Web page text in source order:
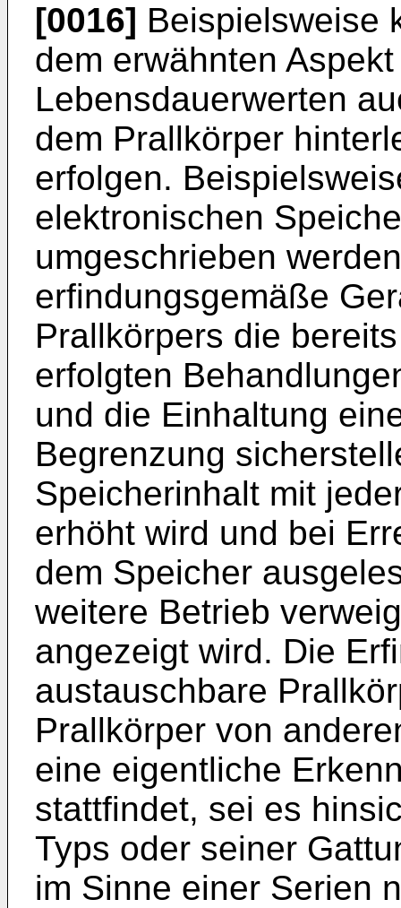
[0016] Beispielsweise
dem erwähnten
Lebensdauerwerten
dem Prallkörper
erfolgen.
elektronischen
umgeschrieben
erfindungsgemäße
Prallkörpers die
erfolgten
und die Einhaltung
Begrenzung
Speicherinhalt mit
erhöht wird und bei
dem Speicher
weitere Betrieb
angezeigt wird. Die
austauschbare
Prallkörper von
eine eigentliche
stattfindet, sei es
Typs oder seiner
im Sinne einer Serien